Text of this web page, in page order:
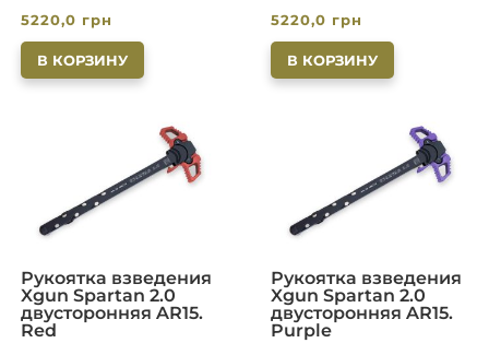
5220,0 грн
В КОРЗИНУ
5220,0 грн
В КОРЗИНУ
Рукоятка взведения
Xgun Spartan 2.0
двусторонняя AR15.
Red
Рукоятка взведения
Xgun Spartan 2.0
двусторонняя AR15.
Purple